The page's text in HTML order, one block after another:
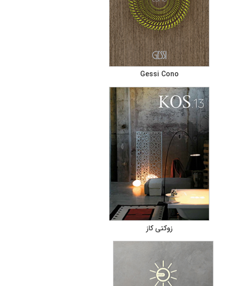
Gessi Cono
زوکتی کاز